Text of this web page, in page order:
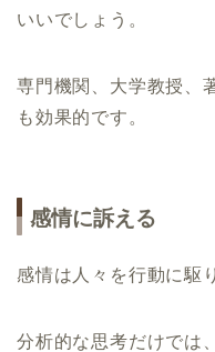
いいでしょう。
専門機関、大学教授、
も効果的です。
感情に訴える
感情は人々を行動に駆
分析的な思考だけでは